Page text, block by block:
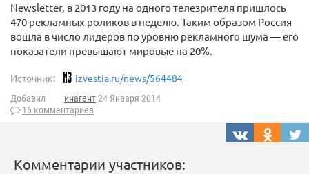
Newsletter, в 2013 году на одного телезрителя пришлось
470 рекламных роликов в неделю. Таким образом Россия
вошла в число лидеров по уровню рекламного шума — его
показатели превышают мировые на 20%.
Источник: izvestia.ru/news/564484
Добавил инагент24 Января 2014
16 комментариев
Комментарии участников: